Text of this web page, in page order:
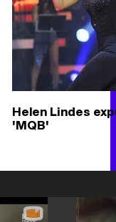
Helen Lindes
'MQB'